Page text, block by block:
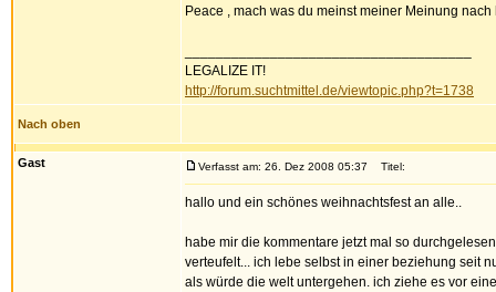
Peace , mach was du meinst meiner Meinung
LEGALIZE IT!
http://forum.suchtmittel.de/viewtopic.php?t=1738
Nach oben
Gast Verfasst am: 26. Dez 2008 05:37 Titel:
hallo und ein schönes weihnachtsfest an alle..
habe mir die kommentare jetzt mal so
verteufelt... ich lebe selbst in einer beziehung seit
als würde die welt untergehen. ich ziehe es vor